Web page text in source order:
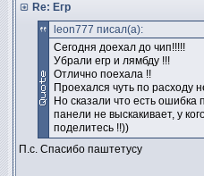
Re: Егр
leon777 писал(а):
Сегодня доехал до чип!!!!!
Убрали егр и лямбду !!!
Отлично поехала !!
Проехался чуть по расходу
Но сказали что есть
панели не выскакивает, у
поделитесь !!))
П.с. Спасибо паштетусу